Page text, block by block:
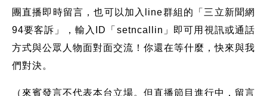
團直播即時留言，也可以加入line群組的「三立新聞網
94要客訴」，輸入ID「setncallin」即可用視訊或通話
方式與公眾人物面對面交流！你還在等什麼，快來與我
們對決。
（來賓發言不代表本台立場。但直播節目進行中，留言